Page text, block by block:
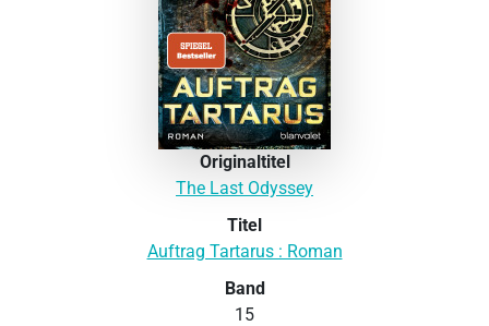
Originaltitel
The Last Odyssey
Titel
Auftrag Tartarus : Roman
Band
15